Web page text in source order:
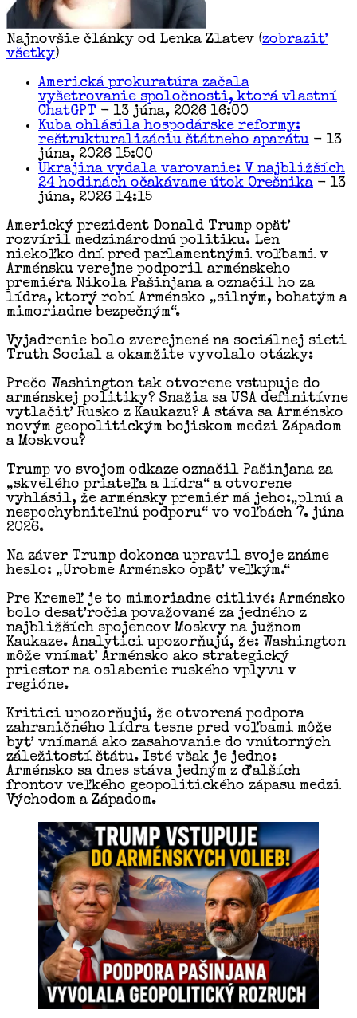
Najnovšie články od Lenka Zlatev (zobraziť
všetky)
Americká prokuratúra začala
vyšetrovanie spoločnosti, ktorá vlastní
ChatGPT - 13 júna, 2026 16:00
Kuba ohlásila hospodárske reformy:
reštrukturalizáciu štátneho aparátu - 13
júna, 2026 15:00
Ukrajina vydala varovanie: V najbližších
24 hodinách očakávame útok Orešnika - 13
júna, 2026 14:15
Americký prezident Donald Trump opäť
rozvíril medzinárodnú politiku. Len
niekoľko dní pred parlamentnými voľbami v
Arménsku verejne podporil arménskeho
premiéra Nikola Pašinjana a označil ho za
lídra, ktorý robí Arménsko „silným, bohatým a
mimoriadne bezpečným“.
Vyjadrenie bolo zverejnené na sociálnej sieti
Truth Social a okamžite vyvolalo otázky:
Prečo Washington tak otvorene vstupuje do
arménskej politiky? Snažia sa USA definitívne
vytlačiť Rusko z Kaukazu? A stáva sa Arménsko
novým geopolitickým bojiskom medzi Západom
a Moskvou?
Trump vo svojom odkaze označil Pašinjana za
„skvelého priateľa a lídra“ a otvorene
vyhlásil, že arménsky premiér má jeho:„plnú a
nespochybniteľnú podporu“ vo voľbách 7. júna
2026.
Na záver Trump dokonca upravil svoje známe
heslo: „Urobme Arménsko opäť veľkým.“
Pre Kremeľ je to mimoriadne citlivé: Arménsko
bolo desaťročia považované za jedného z
najbližších spojencov Moskvy na južnom
Kaukaze. Analytici upozorňujú, že: Washington
môže vnímať Arménsko ako strategický
priestor na oslabenie ruského vplyvu v
regióne.
Kritici upozorňujú, že otvorená podpora
zahraničného lídra tesne pred voľbami môže
byť vnímaná ako zasahovanie do vnútorných
záležitostí štátu. Isté však je jedno:
Arménsko sa dnes stáva jedným z ďalších
frontov veľkého geopolitického zápasu medzi
Východom a Západom.